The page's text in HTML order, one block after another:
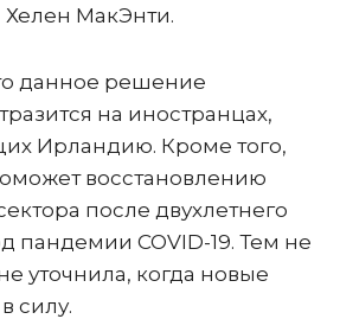
МакЭнти.
данное решение
на иностранцах,
Ирландию. Кроме того,
восстановлению
после двухлетнего
пандемии COVID-19. Тем не
уточнила, когда новые
силу.